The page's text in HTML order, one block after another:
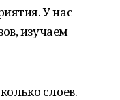
У нас
изучаем
слоев.